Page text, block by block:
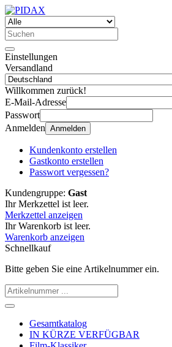
Einstellungen
Versandland
Willkommen zurück!
E-Mail-Adresse
Passwort
Anmelden Anmelden
Kundenkonto erstellen
Gastkonto erstellen
Passwort vergessen?
Kundengruppe: Gast
Ihr Merkzettel ist leer.
Merkzettel anzeigen
Ihr Warenkorb ist leer.
Warenkorb anzeigen
Schnellkauf
Bitte geben Sie eine Artikelnummer ein.
Gesamtkatalog
IN KÜRZE VERFÜGBAR